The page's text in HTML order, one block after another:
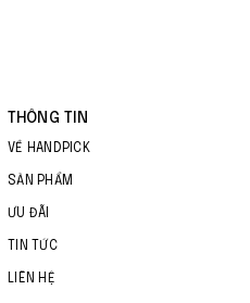
THÔNG TIN
VỀ HANDPICK
SẢN PHẨM
ƯU ĐÃI
TIN TỨC
LIÊN HỆ